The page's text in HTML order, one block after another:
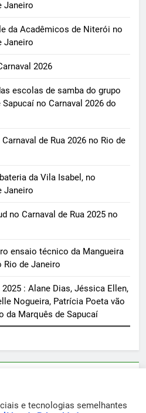
Janeiro
da Acadêmicos de Niterói no
Janeiro
2026
escolas de samba do grupo
no Carnaval 2026 do
de Rua 2026 no Rio de
da Vila Isabel, no
Janeiro
no Carnaval de Rua 2025 no
ensaio técnico da Mangueira
Rio de Janeiro
: Alane Dias, Jéssica Ellen,
Nogueira, Patrícia Poeta vão
da Marquês de Sapucaí
e tecnologias semelhantes